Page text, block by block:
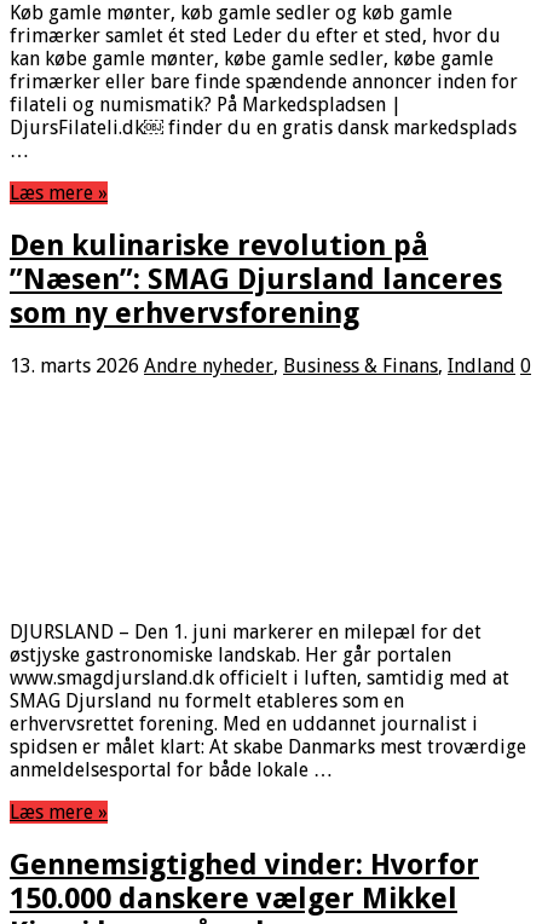
Køb gamle mønter, køb gamle sedler og køb gamle
frimærker samlet ét sted Leder du efter et sted, hvor du
kan købe gamle mønter, købe gamle sedler, købe gamle
frimærker eller bare finde spændende annoncer inden for
filateli og numismatik? På Markedspladsen |
DjursFilateli.dk￼ finder du en gratis dansk markedsplads
…
Læs mere »
Den kulinariske revolution på
”Næsen”: SMAG Djursland lanceres
som ny erhvervsforening
13. marts 2026 Andre nyheder, Business & Finans, Indland 0
DJURSLAND – Den 1. juni markerer en milepæl for det
østjyske gastronomiske landskab. Her går portalen
www.smagdjursland.dk officielt i luften, samtidig med at
SMAG Djursland nu formelt etableres som en
erhvervsrettet forening. Med en uddannet journalist i
spidsen er målet klart: At skabe Danmarks mest troværdige
anmeldelsesportal for både lokale …
Læs mere »
Gennemsigtighed vinder: Hvorfor
150.000 danskere vælger Mikkel